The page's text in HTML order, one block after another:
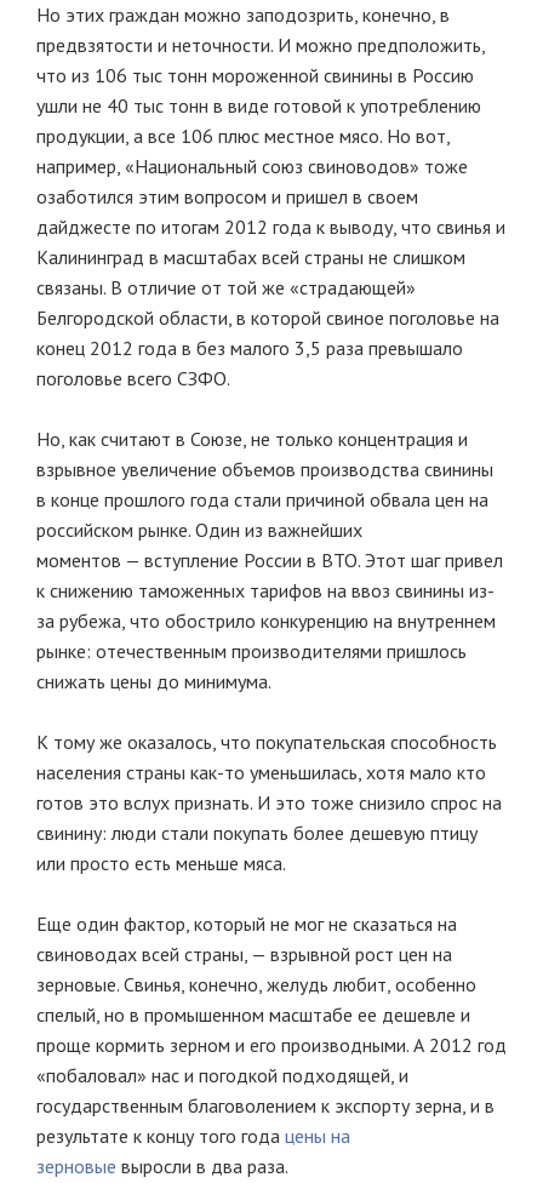
Но этих граждан можно заподозрить, конечно, в
предвзятости и неточности. И можно предположить,
что из 106 тыс тонн мороженной свинины в Россию
ушли не 40 тыс тонн в виде готовой к употреблению
продукции, а все 106 плюс местное мясо. Но вот,
например, «Национальный союз свиноводов» тоже
озаботился этим вопросом и пришел в своем
дайджесте по итогам 2012 года к выводу, что свинья и
Калининград в масштабах всей страны не слишком
связаны. В отличие от той же «страдающей»
Белгородской области, в которой свиное поголовье на
конец 2012 года в без малого 3,5 раза превышало
поголовье всего СЗФО.
Но, как считают в Союзе, не только концентрация и
взрывное увеличение объемов производства свинины
в конце прошлого года стали причиной обвала цен на
российском рынке. Один из важнейших
моментов — вступление России в ВТО. Этот шаг привел
к снижению таможенных тарифов на ввоз свинины из-
за рубежа, что обострило конкуренцию на внутреннем
рынке: отечественным производителями пришлось
снижать цены до минимума.
К тому же оказалось, что покупательская способность
населения страны как-то уменьшилась, хотя мало кто
готов это вслух признать. И это тоже снизило спрос на
свинину: люди стали покупать более дешевую птицу
или просто есть меньше мяса.
Еще один фактор, который не мог не сказаться на
свиноводах всей страны, — взрывной рост цен на
зерновые. Свинья, конечно, желудь любит, особенно
спелый, но в промышенном масштабе ее дешевле и
проще кормить зерном и его производными. А 2012 год
«побаловал» нас и погодкой подходящей, и
государственным благоволением к экспорту зерна, и в
результате к концу того года цены на
зерновые выросли в два раза.